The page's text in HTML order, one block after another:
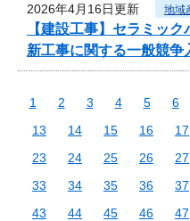
2026年4月16日更新 地域
【建設工事】セラミッ
新工事に関する一般競争
1 2 3 4 5 6
13
14 15 16 17
23
24 25 26 27
33
34 35 36 37
43
44 45 46 47